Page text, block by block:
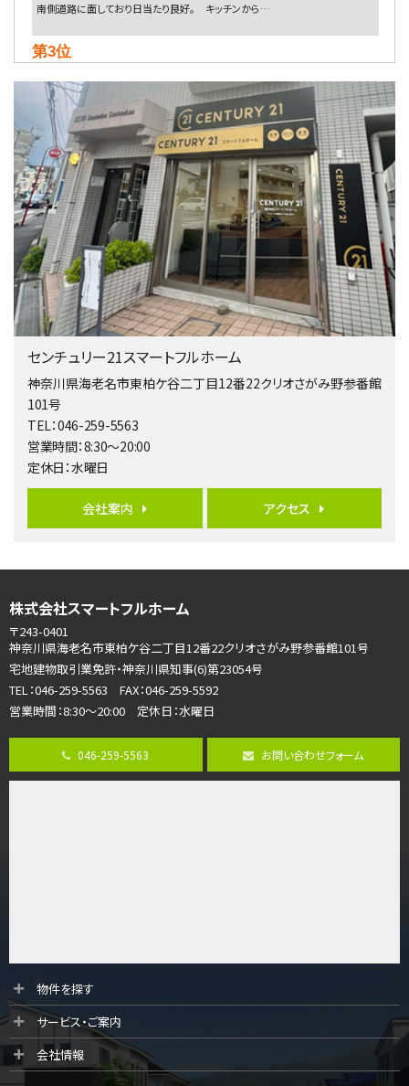
南側道路に面しており日当たり良好。 キッチンから…
第3位
4ＬＤＫ
海老名駅
バ18分・歩6分
開放感のある角地区画。車３台並列駐車可能です。 …
第4位
5,480万円
4ＬＤＫ
相模大野駅
バ9分・歩4分
２０１５年６月築、積水ハウス施工住宅です。 南東…
第5位
3,680万円
バ19分・ 歩8分
開放感があり日当たり良好な南西・北西角地区画。 …
第6位
4ＳＬＤＫ
海老名駅
長後駅
バ11分 歩6分
全棟ＬＤＫは16帖の4ＬＤＫ！食器洗い乾燥機や浴…
第8位
3,680万円
4ＬＤＫ
さがみ野駅
第10位
3,180万円
海老名駅
大規模開発分譲地内の新築戸建！開発道路は幅員４.…
センチュリー21スマートフルホーム
神奈川県海老名市東柏ケ谷二丁目12番22クリオさがみ野参番館
101号
TEL：046-259-5563
営業時間：8:30～20:00
定休日：水曜日
会社案内 アクセス
株式会社スマートフルホーム
〒243-0401
神奈川県海老名市東柏ケ谷二丁目12番22クリオさがみ野参番館101号
宅地建物取引業免許・神奈川県知事(6)第23054号
TEL：046-259-5563 FAX：046-259-5592
営業時間：8:30～20:00 定休日：水曜日
046-259-5563 お問い合わせフォーム
物件を探す
サービス・ご案内
会社情報